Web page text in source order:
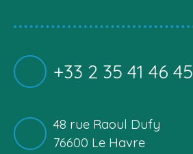
+33 2 35 41 46 45
48 rue Raoul Dufy
76600 Le Havre